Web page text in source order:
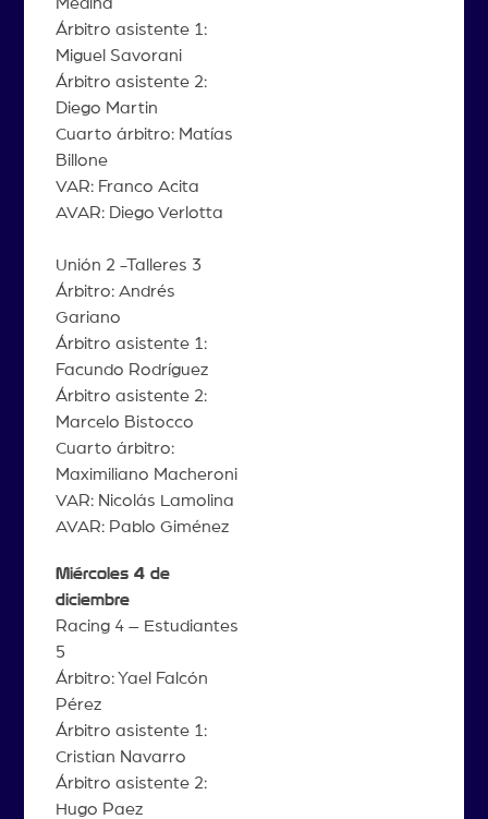
Árbitro asistente 1:
Miguel Savorani
Árbitro asistente 2:
Diego Martin
Cuarto árbitro: Matías
Billone
VAR: Franco Acita
AVAR: Diego Verlotta
Unión 2 -Talleres 3
Árbitro: Andrés
Gariano
Árbitro asistente 1:
Facundo Rodríguez
Árbitro asistente 2:
Marcelo Bistocco
Cuarto árbitro:
Maximiliano Macheroni
VAR: Nicolás Lamolina
AVAR: Pablo Giménez
Miércoles 4 de
diciembre
Racing 4 – Estudiantes
5
Árbitro: Yael Falcón
Pérez
Árbitro asistente 1:
Cristian Navarro
Árbitro asistente 2:
Hugo Paez